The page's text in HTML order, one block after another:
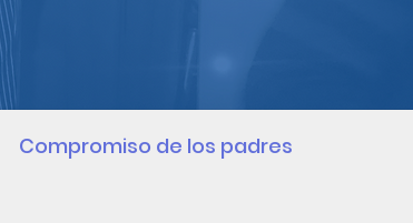
Compromiso de los padres